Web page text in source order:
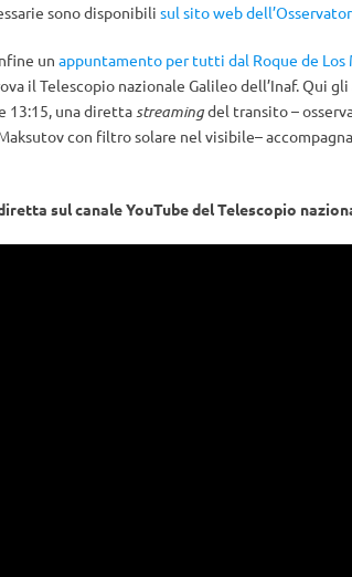
sono disponibili sul sito web
un appuntamento per tutti dal Roque de Los
il Telescopio nazionale Galileo dell’Inaf. Qui
13:15, una direttastreamingdel transito –
con filtro solare nel visibile–
sul canale YouTube del Telescopio